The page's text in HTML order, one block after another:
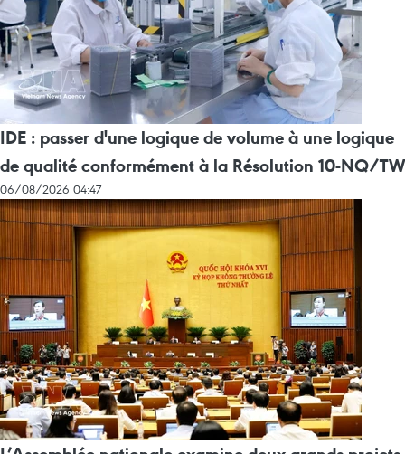
IDE : passer d'une logique de volume à une logique
de qualité conformément à la Résolution 10-NQ/TW
06/08/2026 04:47